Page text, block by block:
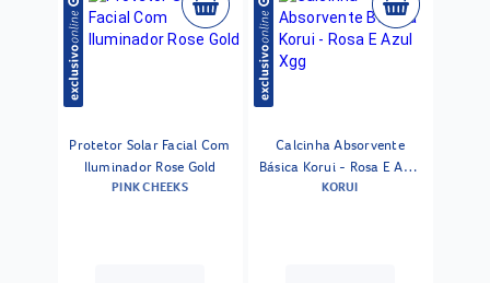
Protetor Solar Facial Com
Iluminador Rose Gold
PINK CHEEKS
Calcinha Absorvente
Básica Korui - Rosa E Azul
Xgg
KORUI